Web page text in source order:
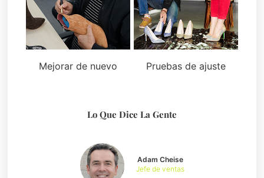
Mejorar de nuevo Pruebas de ajuste
Lo Que Dice La Gente
Adam Cheise
Jefe de ventas